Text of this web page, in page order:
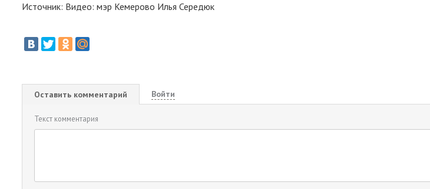
Источник: Видео: мэр Кемерово Илья Середюк
Оставить комментарий Войти
Текст комментария